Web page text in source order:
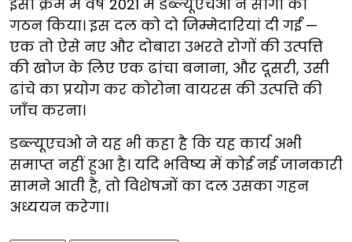
इसी क्रम में वर्ष 2021 में डब्ल्यूएचओ ने सागो का
गठन किया। इस दल को दो जिम्मेदारियां दी गईं —
एक तो ऐसे नए और दोबारा उभरते रोगों की उत्पत्ति
की खोज के लिए एक ढांचा बनाना, और दूसरी, उसी
ढांचे का प्रयोग कर कोरोना वायरस की उत्पत्ति की
जाँच करना।
डब्ल्यूएचओ ने यह भी कहा है कि यह कार्य अभी
समाप्त नहीं हुआ है। यदि भविष्य में कोई नई जानकारी
सामने आती है, तो विशेषज्ञों का दल उसका गहन
अध्ययन करेगा।